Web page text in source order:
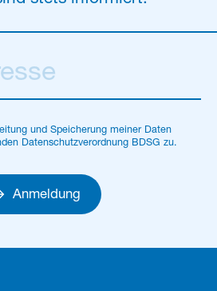
und Speicherung meiner Daten
Datenschutzverordnung BDSG zu.
Anmeldung